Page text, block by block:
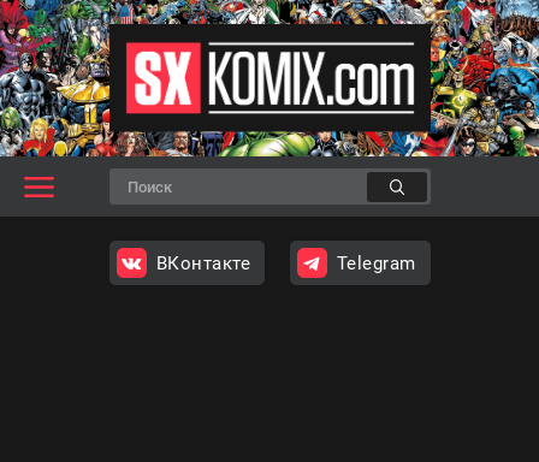
ВКонтакте Telegram